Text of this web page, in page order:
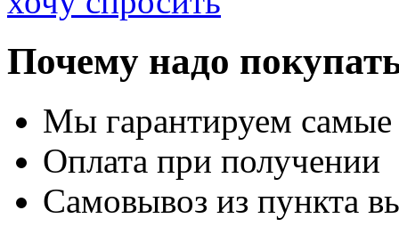
Почему надо
Мы гарантируем
Оплата при получении
Самовывоз из пункта